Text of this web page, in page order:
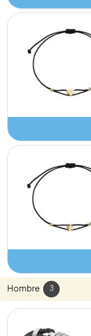
Hombre 3